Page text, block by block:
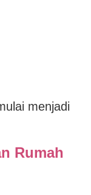
menjadi
Rumah